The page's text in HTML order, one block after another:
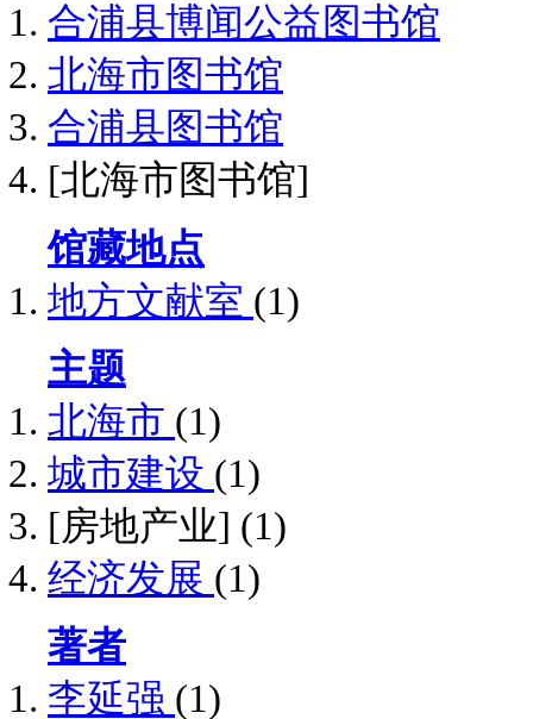
合浦县博闻公益图书馆
北海市图书馆
合浦县图书馆
[北海市图书馆]
馆藏地点
地方文献室 (1)
主题
北海市 (1)
城市建设 (1)
[房地产业] (1)
经济发展 (1)
著者
李延强 (1)